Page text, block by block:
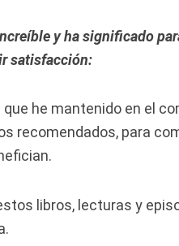
y ha significado
satisfacción:
he mantenido en el
recomendados, para
libros, lecturas y